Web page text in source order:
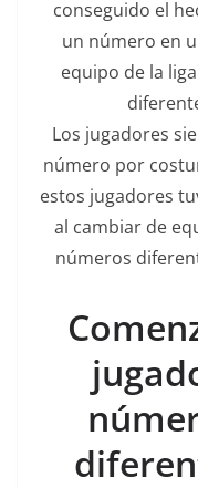
conseguido el
un número en
equipo de la
Los jugadores
número por
estos jugadores
al cambiar de
números